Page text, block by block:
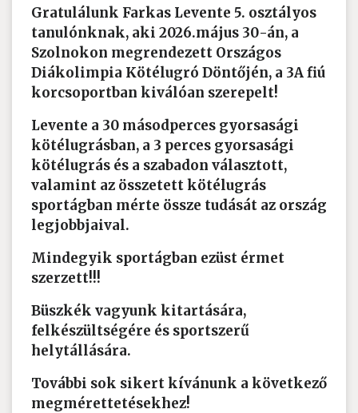
Gratulálunk Farkas Levente 5. osztályos
tanulónknak, aki 2026.május 30-án, a
Szolnokon megrendezett Országos
Diákolimpia Kötélugró Döntőjén, a 3A fiú
korcsoportban kiválóan szerepelt!
Levente a 30 másodperces gyorsasági
kötélugrásban, a 3 perces gyorsasági
kötélugrás és a szabadon választott,
valamint az összetett kötélugrás
sportágban mérte össze tudását az ország
legjobbjaival.
Mindegyik sportágban ezüst érmet
szerzett!!!
Büszkék vagyunk kitartására,
felkészültségére és sportszerű
helytállására.
További sok sikert kívánunk a következő
megmérettetésekhez!